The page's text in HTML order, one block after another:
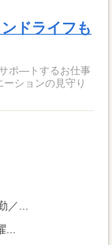
ドライフも
ポ―トするお仕事
／...